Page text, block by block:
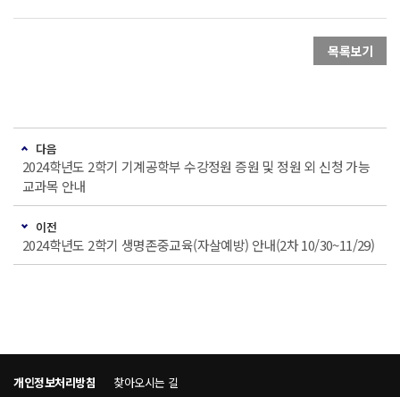
목록보기
다음
2024학년도 2학기 기계공학부 수강정원 증원 및 정원 외 신청 가능
교과목 안내
이전
2024학년도 2학기 생명존중교육(자살예방) 안내(2차 10/30~11/29)
개인정보처리방침 찾아오시는 길